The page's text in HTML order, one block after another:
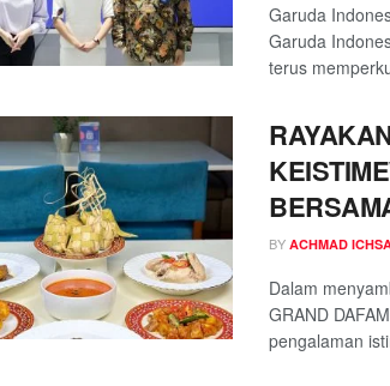
Garuda
Garuda
terus
BY ACHMAD
Dalam
GRAND
pengalaman